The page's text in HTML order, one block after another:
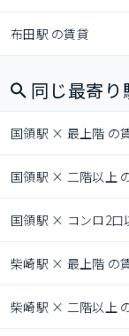
布田駅 の賃貸
同じ最寄
国領駅 × 最上階 の
国領駅 × 二階以上
国領駅 × コンロ2口
柴崎駅 × 最上階 の
柴崎駅 × 二階以上